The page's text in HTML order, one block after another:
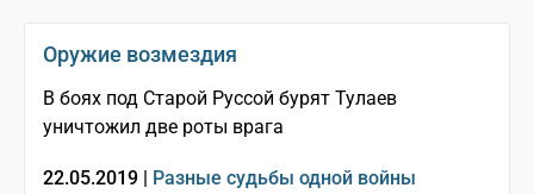
Оружие возмездия
В боях под Старой Руссой бурят Тулаев
уничтожил две роты врага
22.05.2019 | Разные судьбы одной войны